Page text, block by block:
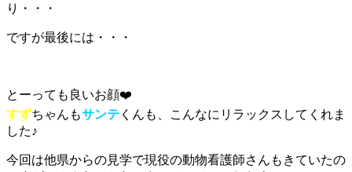
り・・・
ですが最後には・・・
とーっても良いお顔❤️
すずちゃんもサンテ くんも、こんなにリラックスしてくれま
した♪
今回は他県からの見学で現役の動物看護師さんもきていたの